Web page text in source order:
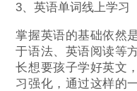
3、英语单词线上学习
掌握英语的基础依然
于语法、英语阅读等
长想要孩子学好英文
习强化，通过这样的